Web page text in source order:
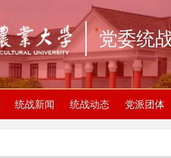
党委统
统战新闻 统战动态 党派团体